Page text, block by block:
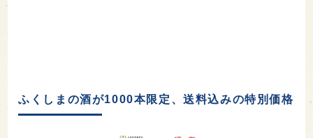
ふくしまの酒が1000本限定、送料込みの特別価格